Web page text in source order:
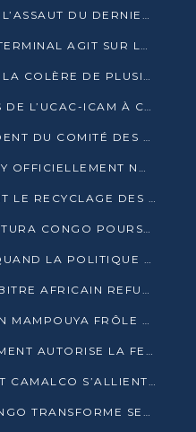
PLUS DE 149 000 ÉLÈVES À L’ASSAUT DU DERNIER CEPE
ENVIRONNEMENT: CONGO TERMINAL AGIT SUR LE TERRAIN ET FORME LES PLUS JEUNES
« LIBÉREZ NOS ENFANTS » : LA COLÈRE DE PLUSIEURS MÈRES À BRAZZAVILLE CONTRE LA DGSP
IMMERSION DES ÉTUDIANTS DE L’UCAC-ICAM À CONGO TERMINAL
LAMYR NGUELE ÉLU PRÉSIDENT DU COMITÉ DES MEMBRES D’HONNEUR DU PCT
FOOTBALL : CLAUDE LE ROY OFFICIELLEMENT NOMMÉ SÉLECTIONNEUR DU CONGO
CONGO TERMINAL SOUTIENT LE RECYCLAGE DES DÉCHETS PLASTIQUES À POINTE-NOIRE
CONGO TERMINAL ET RENATURA CONGO POURSUIVENT LEUR COMBAT POUR LA BIODIVERSITÉ
COUPE DU MONDE 2026 : QUAND LA POLITIQUE MENACE L’UNIVERSALITÉ DU FOOTBALL
COUPE DU MONDE : UN ARBITRE AFRICAIN REFUSÉ À L’ENTRÉE DES ÉTATS-UNIS
LE DÉPUTÉ HELLOT MATSON MAMPOUYA FRÔLE LA MORT LORS D’UNE EMBUSCADE DZNS LE POOL
FOOTBALL : LE GOUVERNEMENT AUTORISE LA FECOFOOT À OCCUPER LES COMPLEXES SPORTIFS
CAMEROUN : L’ÉTAT, AGL ET CAMALCO S’ALLIENT POUR UN MÉGA-PROJET FERROVIAIRE
ENVIRONNEMENT : AGL CONGO TRANSFORME SES DÉCHETS EN OUTILS DE FORMATION